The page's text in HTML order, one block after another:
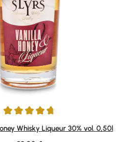
von 4.69 von 5 Sternen
Whisky Liqueur 30% vol. 0,50l